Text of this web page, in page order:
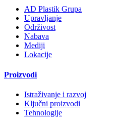
AD Plastik Grupa
Upravljanje
Održivost
Nabava
Mediji
Lokacije
Proizvodi
Istraživanje i razvoj
Ključni proizvodi
Tehnologije